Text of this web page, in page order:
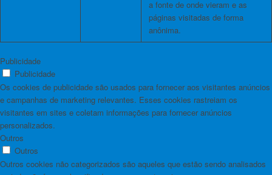
a fonte de onde vieram e as
páginas visitadas de forma
anônima.
Publicidade
Publicidade
Os cookies de publicidade são usados ​​para fornecer aos visitantes anúncios
e campanhas de marketing relevantes. Esses cookies rastreiam os
visitantes em sites e coletam informações para fornecer anúncios
personalizados.
Outros
Outros
Outros cookies não categorizados são aqueles que estão sendo analisados ​​